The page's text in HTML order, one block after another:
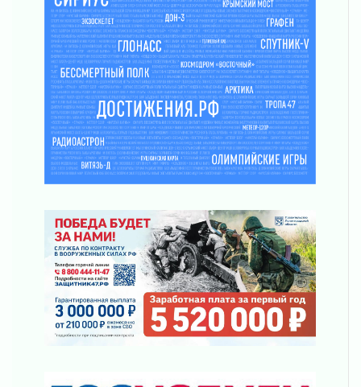
ПСК через Гослуслуги напомнит жителям
Ленинградской области о неоплаченных
счетах
02 августа 2026
Пропавшего подростка нашли в Кировском
районе Ленобласти
02 августа 2026
Жителям Ленобласти напомнили, как
действовать при укусе клеща
02 августа 2026
граждан Ленинградской области
02 августа 2026
Готовность №1
02 августа 2026
Километровые столбы «Дороги жизни»
отправили на реставрацию
02 августа 2026
Ленобласть внедрила передовую подготовку